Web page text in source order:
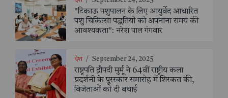
"टिकाऊ पशुपालन के लिए आयुर्वेद आधारित
पशु चिकित्सा पद्धतियों को अपनाना समय की
आवश्यकता": नरेश पाल गंगवार
देश / September 24, 2025
राष्ट्रपति द्रौपदी मुर्मू ने 64वीं राष्ट्रीय कला
प्रदर्शनी के पुरस्कार समारोह में शिरकत की,
विजेताओं को दी बधाई